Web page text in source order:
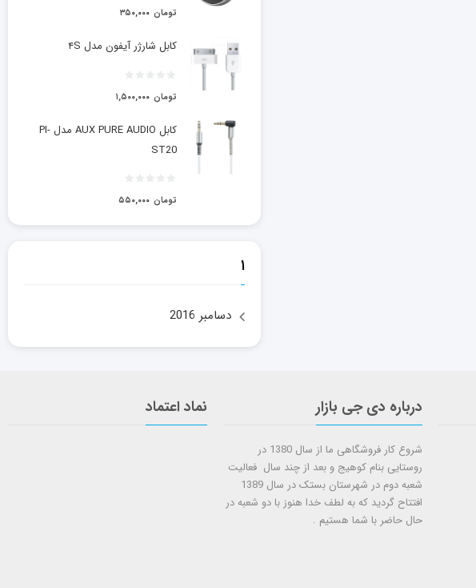
۳۵۰,۰۰۰ تومان
کابل شارژر آیفون مدل ۴S
۱,۵۰۰,۰۰۰ تومان
کابل AUX PURE AUDIO مدل PI-
ST20
۵۵۰,۰۰۰ تومان
۱
دسامبر 2016
درباره دی جی بازار
شروع کار فروشگاهی ما از سال 1380 در
روستایی بنام کوهیج و بعد از چند سال فعالیت
شعبه دوم در شهرستان بستک در سال 1389
افتتاح گردید که به لطف خدا هنوز با دو شعبه در
حال حاضر با شما هستيم .
نماد اعتماد